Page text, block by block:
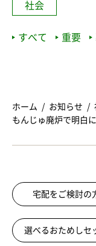
社会
すべて 重要
ホーム お知らせ
もんじゅ廃炉で明白
宅配をご検討の
選べるおためしセ